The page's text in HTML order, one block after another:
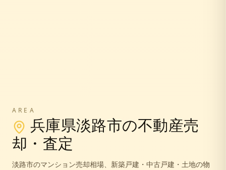
AREA
兵庫県淡路市の不動産売
却・査定
淡路市のマンション売却相場、新築戸建・中古戸建・土地の物